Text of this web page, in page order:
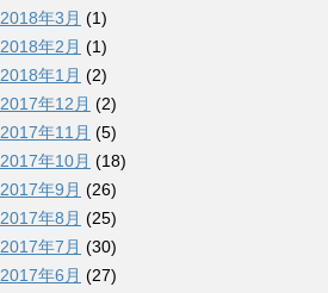
2018年3月 (1)
2018年2月 (1)
2018年1月 (2)
2017年12月 (2)
2017年11月 (5)
2017年10月 (18)
2017年9月 (26)
2017年8月 (25)
2017年7月 (30)
2017年6月 (27)